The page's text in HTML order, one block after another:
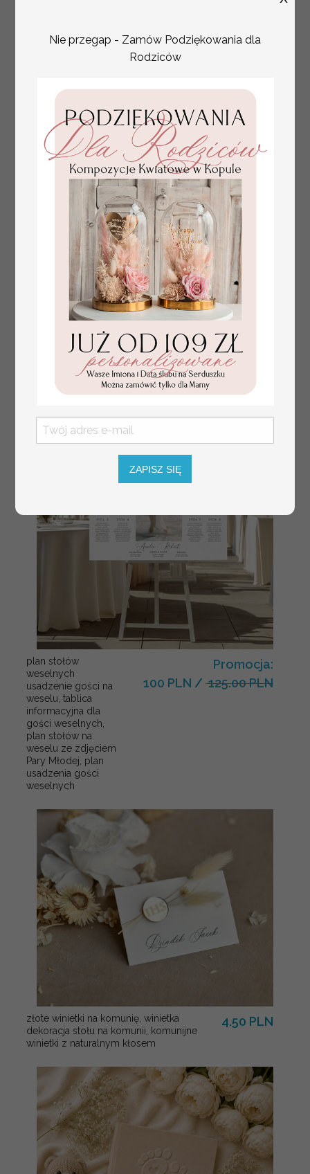
numerki na stół weselny
z tłoczonymi kwiatami,
stoły weselne, tłoczone
numerki na stół weselny,
dekoracja stołów
weselnych tłoczone
Promocja:
10 PLN/13.00 PLN
plan stołów
weselnych
usadzenie gości na
weselu, tablica
informacyjna dla
gości weselnych,
plan stołów na
weselu ze zdjęciem
Pary Młodej, plan
usadzenia gości
weselnych
Promocja:
100 PLN / 125.00 PLN
złote winietki na komunię, winietka
dekoracja stołu na komunii, komunijne
winietki z naturalnym kłosem
4.50 PLN
Nie przegap - Zamów Podziękowania dla
Rodziców
ZAPISZ SIĘ